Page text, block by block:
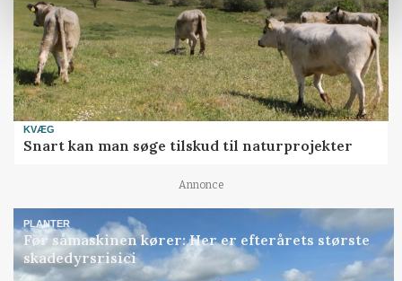
KVÆG
Snart kan man søge tilskud til naturprojekter
Annonce
PLANTER
Før såmaskinen kører: Her er efterårets største
skadedyrsrisici